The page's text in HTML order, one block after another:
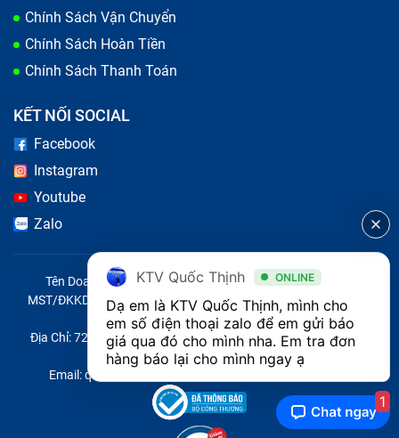
Chính Sách Vận Chuyển
Chính Sách Hoàn Tiền
Chính Sách Thanh Toán
KẾT NỐI SOCIAL
Facebook
Instagram
Youtube
Zalo
Tên Doanh Nghiệp: CÔNG TY TNHH CITY ONE VIỆT NAM
MST/ĐKKD/QĐTL: 0316569346 do sở KHĐT TP.HCM cấp ngày
14/04/2023
Địa Chỉ: 721 Trường Chinh, Phường Tây Thạnh, Quận Tân Phú,
Thành phố Hồ Chí Minh, Việt Nam
Email: quoc@baohanhone.com | Điện Thoại: 18001236
KTV Quốc Thịnh ONLINE
Dạ em là KTV Quốc Thịnh, mình cho
em số điện thoại zalo để em gửi báo
giá qua đó cho mình nha. Em tra đơn
hàng báo lại cho mình ngay ạ
1